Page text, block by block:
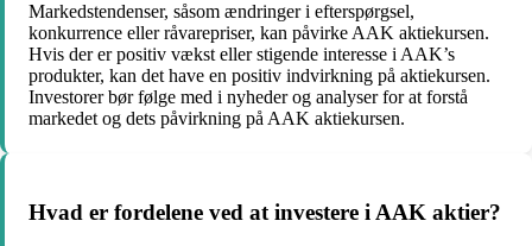
Markedstendenser, såsom ændringer i efterspørgsel,
konkurrence eller råvarepriser, kan påvirke AAK aktiekursen.
Hvis der er positiv vækst eller stigende interesse i AAK’s
produkter, kan det have en positiv indvirkning på aktiekursen.
Investorer bør følge med i nyheder og analyser for at forstå
markedet og dets påvirkning på AAK aktiekursen.
Hvad er fordelene ved at investere i AAK aktier?